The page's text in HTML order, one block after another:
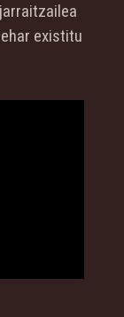
existitu